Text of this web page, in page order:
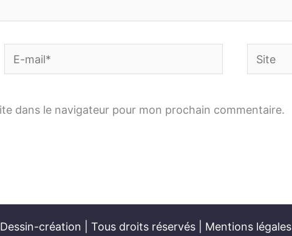
E-
mail*
Site
dans le navigateur pour mon prochain commentaire.
création | Tous droits réservés | Mentions légales